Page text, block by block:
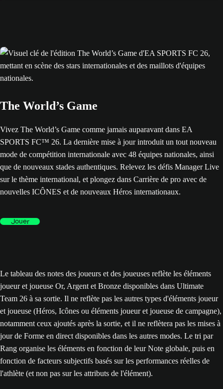
The World’s Game
Vivez The World’s Game comme jamais auparavant dans EA
SPORTS FC™ 26. La dernière mise à jour introduit un tout nouveau
mode de compétition internationale avec 48 équipes nationales, ainsi
que de nouveaux stades authentiques. Relevez les défis Manager Live
sur le thème international, et plongez dans Carrière de pro avec de
nouvelles ICÔNES et de nouveaux Héros internationaux.
Jouer
Le tableau des notes des joueurs et des joueuses reflète les éléments
joueur et joueuse Or, Argent et Bronze disponibles dans Ultimate
Team 26 à sa sortie. Il ne reflète pas les autres types d'éléments joueur
et joueuse (Héros, Icônes ou éléments joueur et joueuse de campagne),
notamment ceux ajoutés après la sortie, et il ne reflètera pas les mises à
jour de Forme en direct disponibles dans les autres modes. Le tri par
Rang organise les éléments en fonction de leur Note globale, puis en
fonction de facteurs subjectifs basés sur les performances réelles de
l'athlète (et non pas sur les attributs de l'élément).